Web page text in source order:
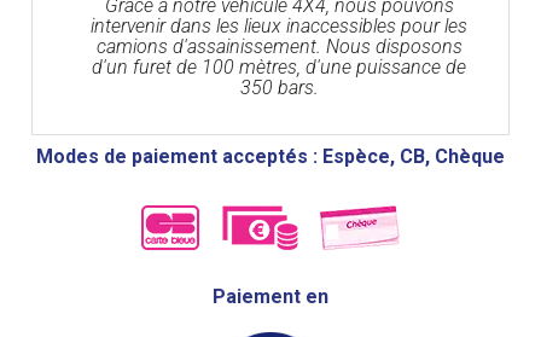
Grâce à notre véhicule 4X4, nous pouvons
intervenir dans les lieux inaccessibles pour les
camions d'assainissement. Nous disposons
d'un furet de 100 mètres, d'une puissance de
350 bars.
Modes de paiement acceptés : Espèce, CB, Chèque
Paiement en